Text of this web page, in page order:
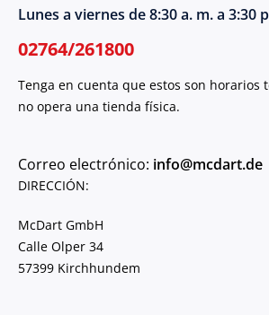
Lunes a viernes de 8:30 a. m. a 3:30
02764/261800
Tenga en cuenta que estos son horarios
no opera una tienda física.
Correo electrónico: info@mcdart.de
DIRECCIÓN:
McDart GmbH
Calle Olper 34
57399 Kirchhundem